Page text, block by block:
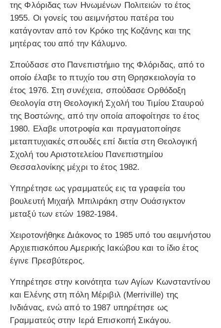
της Φλόριδας των Ηνωμένων Πολιτειών το έτος
1955. Οι γονείς του αειμνήστου πατέρα του
κατάγονταν από τον Κρόκο της Κοζάνης και της
μητέρας του από την Κάλυμνο.
Σπούδασε στο Πανεπιστήμιο της Φλόριδας, από το
οποίο έλαβε το πτυχίο του στη Θρησκειολογία το
έτος 1976. Στη συνέχεια, σπούδασε Ορθόδοξη
Θεολογία στη Θεολογική Σχολή του Τιμίου Σταυρού
της Βοστώνης, από την οποία αποφοίτησε το έτος
1980. Ελαβε υποτροφία και πραγματοποίησε
μεταπτυχιακές σπουδές επί διετία στη Θεολογική
Σχολή του Αριστοτελείου Πανεπιστημίου
Θεσσαλονίκης μέχρι το έτος 1982.
Υπηρέτησε ως γραμματεύς εις τα γραφεία του
βουλευτή Μιχαήλ Μπιλιράκη στην Ουάσιγκτον
μεταξύ των ετών 1982-1984.
Χειροτονήθηκε Διάκονος το 1985 υπό του αειμνήστου
Αρχιεπισκόπου Αμερικής Ιακώβου και το ίδιο έτος
έγινε Πρεσβύτερος.
Υπηρέτησε στην κοινότητα των Αγίων Κωνσταντίνου
και Ελένης στη πόλη Μέριβιλ (Merriville) της
Ινδιάνας, ενώ από το 1987 υπηρέτησε ως
Γραμματεύς στην Ιερά Επισκοπή Σικάγου.